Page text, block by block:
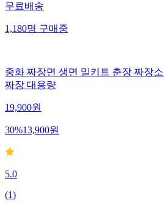
무료배송
1,180명 구매중
중화 짜장면 생면 밀키트 춘장 짜장
짜장 대용량
19,900원
30%13,900원
5.0
(1)